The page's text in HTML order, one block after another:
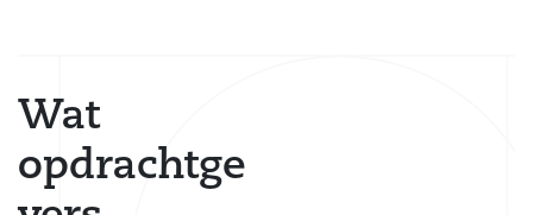
Wat
opdrachtge